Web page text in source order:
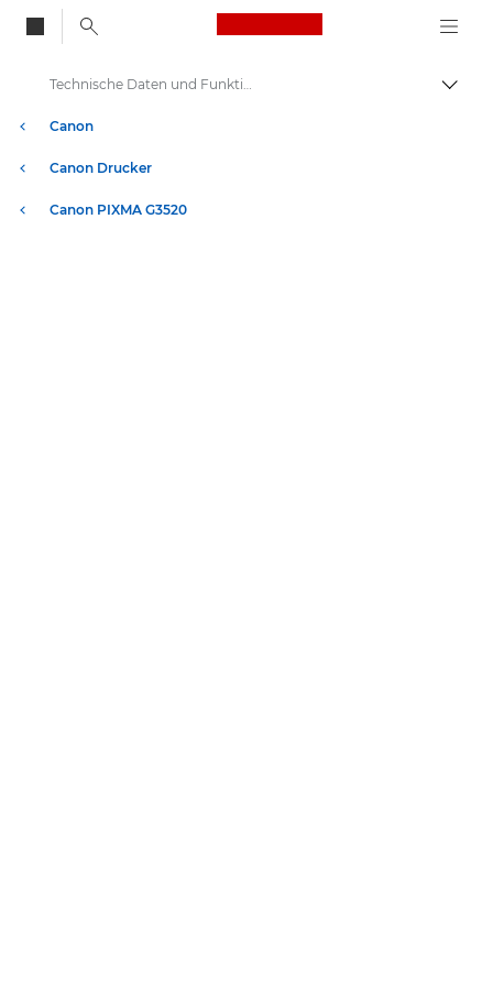
Canon Logo, back
Auf
Canon
Canon Drucker
Canon PIXMA G3520
Technische Daten und Funktionen – Canon PIXMA G3520